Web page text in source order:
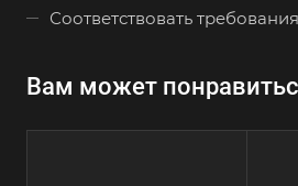
Соответствовать
Вам может